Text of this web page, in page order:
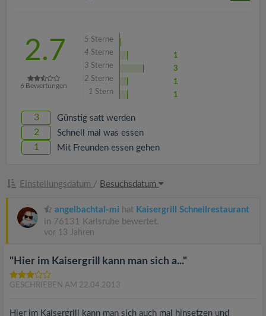
2.7
6 Bewertungen
5 Sterne
4 Sterne
1
3 Sterne
3
2 Sterne
1
1 Stern 1
3 Günstig satt werden
2 Schnell mal was essen
1 Mit Freunden essen gehen
Einstellungsdatum / Besuchsdatum
angelbachtal-mi hat Kaisergrill Schnellrestaurant
in 76131 Karlsruhe bewertet.
vor 13 Jahren
"Hier im Kaisergrill kann man sich a..."
GESCHRIEBEN AM 22.04.2013
Hier im Kaisergrill kann man sich auch mal hinsetzen und